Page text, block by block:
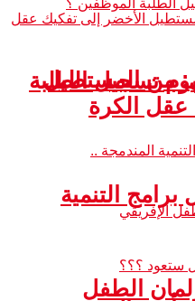
تسجيل الطلبة
الطفل
من المستطيل
عقل الكرة
التنمية